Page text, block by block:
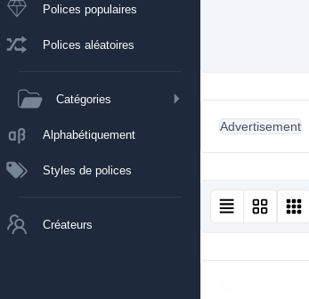
Polices populaires
Polices aléatoires
Catégories
Alphabétiquement
Styles de polices
Créateurs
Advertisement